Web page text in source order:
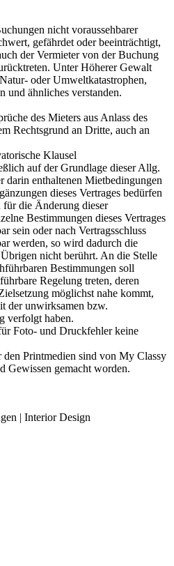
nicht voraussehbarer
gefährdet oder beeinträchtigt,
der Vermieter von der Buchung
Unter Höherer Gewalt
oder Umweltkatastrophen,
und ähnliches verstanden.
des Mieters aus Anlass des
Rechtsgrund an Dritte, auch an
Klausel
auf der Grundlage dieser Allg.
darin enthaltenen Mietbedingungen
dieses Vertrages bedürfen
die Änderung dieser
Bestimmungen dieses Vertrages
sein oder nach Vertragsschluss
werden, so wird dadurch die
nicht berührt. An die Stelle
Bestimmungen soll
Regelung treten, deren
möglichst nahe kommt,
der unwirksamen bzw.
verfolgt haben.
Foto- und Druckfehler keine
Printmedien sind von My Classy
Gewissen gemacht worden.
| Interior Design